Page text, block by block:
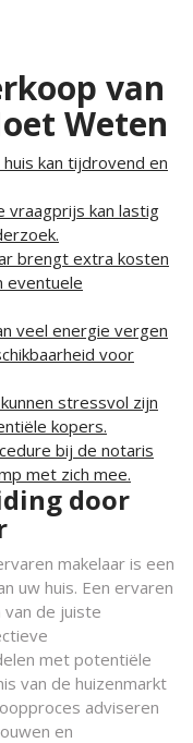
van
Weten
kan tijdrovend en
vraagprijs kan lastig
brengt extra kosten
eventuele
veel energie vergen
voor
stressvol zijn
kopers.
bij de notaris
met zich mee.
door
makelaar is een
uw huis. Een ervaren
van de juiste
met potentiële
van de huizenmarkt
adviseren
en